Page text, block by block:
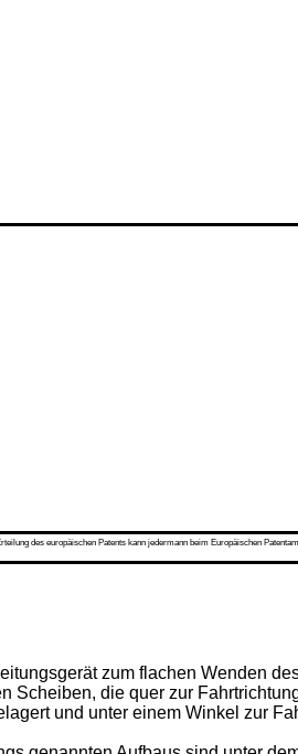
des europäischen Patents kann jedermann beim Europäischen
zum flachen Wenden
Scheiben, die quer zur
und unter einem Winkel zur